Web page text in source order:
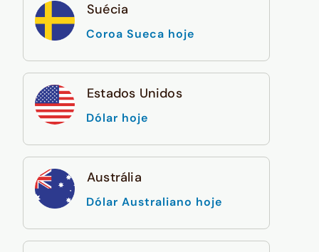
Suécia
Coroa Sueca hoje
Estados Unidos
Dólar hoje
Austrália
Dólar Australiano hoje